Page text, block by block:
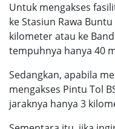
Untuk mengakses
ke Stasiun Rawa
kilometer atau ke
tempuhnya hanya 40
Sedangkan, apabila
mengakses Pintu Tol
jaraknya hanya 3